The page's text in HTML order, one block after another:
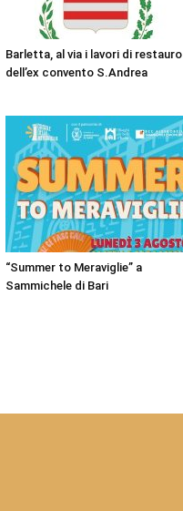
Barletta, al via i lavori di restauro
dell’ex convento S.Andrea
“Summer to Meraviglie” a
Sammichele di Bari